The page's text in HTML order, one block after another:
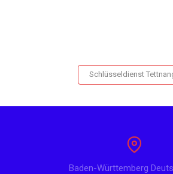
Schlüsseldienst
Baden-Württemberg